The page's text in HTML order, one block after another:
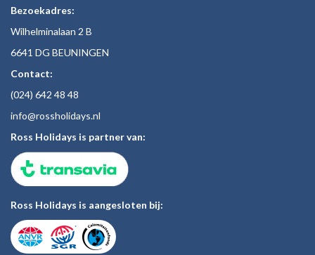
Bezoekadres:
Wilhelminalaan 2 B
6641 DG BEUNINGEN
Contact:
(024) 642 48 48
info@rossholidays.nl
Ross Holidays is partner van:
Ross Holidays is aangesloten bij: